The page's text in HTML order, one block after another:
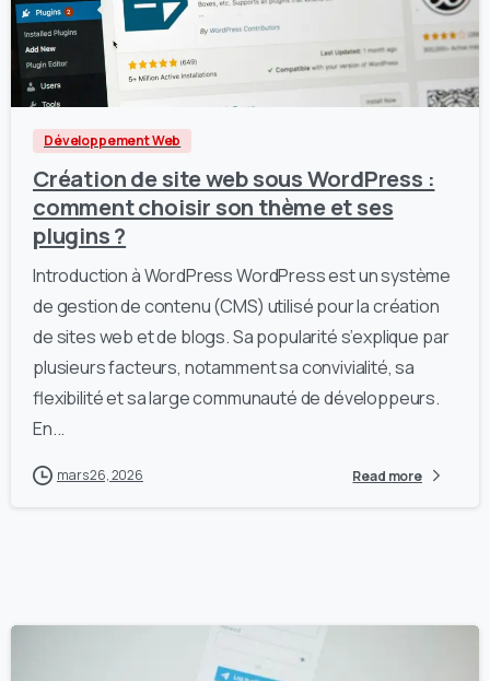
0
Développement Web
Création de site web sous WordPress :
comment choisir son thème et ses
plugins ?
Introduction à WordPress WordPress est un système
de gestion de contenu (CMS) utilisé pour la création
de sites web et de blogs. Sa popularité s’explique par
plusieurs facteurs, notamment sa convivialité, sa
flexibilité et sa large communauté de développeurs.
En...
mars 26, 2026 Read more